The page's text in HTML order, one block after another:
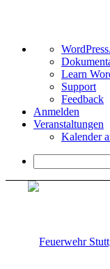
Über
WordPress
Learn
Support
Feedback
Anmelden
Veranstaltungen
Kalender